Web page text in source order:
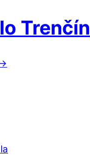
Trenčín